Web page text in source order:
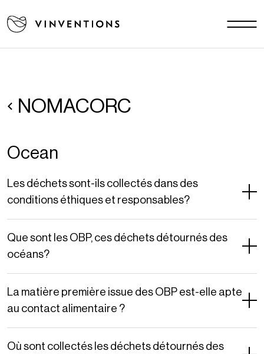
Nos solutions
Contact
Carrière
Documents
FAQ
NOMACORC
Ocean
Les déchets sont-ils collectés dans des
conditions éthiques et responsables?
Que sont les OBP, ces déchets détournés des
océans?
La matière première issue des OBP est-elle apte
au contact alimentaire ?
Où sont collectés les déchets détournés des